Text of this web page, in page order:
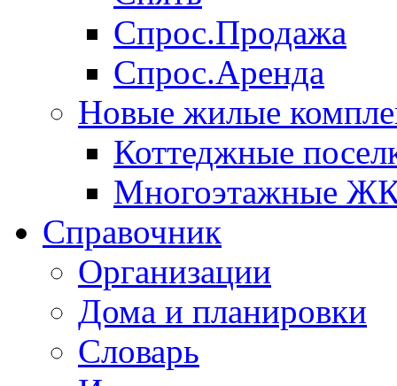
Спрос.Продажа
Спрос.Аренда
Новые жилые
Коттеджные
Многоэтажные
Справочник
Организации
Дома и планировки
Словарь